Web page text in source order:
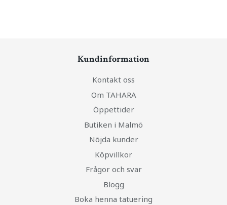
Kundinformation
Kontakt oss
Om TAHARA
Öppettider
Butiken i Malmö
Nöjda kunder
Köpvillkor
Frågor och svar
Blogg
Boka henna tatuering